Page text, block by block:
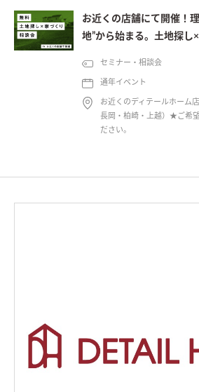
お近くの店舗にて開催！
地”から始まる。土地探し
セミナー・相談会
通年イベント
お近くのディテールホーム
長岡・柏崎・上越）★ご希
ださい。